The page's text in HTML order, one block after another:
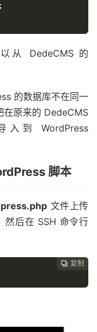
;
从 DedeCMS 的
的数据库不在同一
在原来的 DedeCMS
到 WordPress
脚本
文件上传
然后在 SSH 命令行
 复制
 复制
 复制